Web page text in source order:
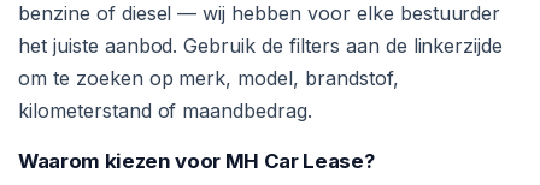
benzine of diesel — wij hebben voor elke bestuurder
het juiste aanbod. Gebruik de filters aan de linkerzijde
om te zoeken op merk, model, brandstof,
kilometerstand of maandbedrag.
Waarom kiezen voor MH Car Lease?